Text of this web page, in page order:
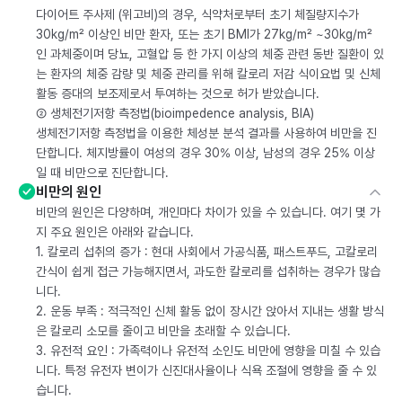
다이어트 주사제 (위고비)의 경우, 식약처로부터 초기 체질량지수가
30kg/m² 이상인 비만 환자, 또는 초기 BMI가 27kg/m² ~30kg/m²
인 과체중이며 당뇨, 고혈압 등 한 가지 이상의 체중 관련 동반 질환이 있
는 환자의 체중 감량 및 체중 관리를 위해 칼로리 저감 식이요법 및 신체
활동 증대의 보조제로서 투여하는 것으로 허가 받았습니다.
② 생체전기저항 측정법(bioimpedence analysis, BIA)
생체전기저항 측정법을 이용한 체성분 분석 결과를 사용하여 비만을 진
단합니다. 체지방률이 여성의 경우 30% 이상, 남성의 경우 25% 이상
일 때 비만으로 진단합니다.
비만의 원인
비만의 원인은 다양하며, 개인마다 차이가 있을 수 있습니다. 여기 몇 가
지 주요 원인은 아래와 같습니다.
1. 칼로리 섭취의 증가 : 현대 사회에서 가공식품, 패스트푸드, 고칼로리
간식이 쉽게 접근 가능해지면서, 과도한 칼로리를 섭취하는 경우가 많습
니다.
2. 운동 부족 : 적극적인 신체 활동 없이 장시간 앉아서 지내는 생활 방식
은 칼로리 소모를 줄이고 비만을 초래할 수 있습니다.
3. 유전적 요인 : 가족력이나 유전적 소인도 비만에 영향을 미칠 수 있습
니다. 특정 유전자 변이가 신진대사율이나 식욕 조절에 영향을 줄 수 있
습니다.